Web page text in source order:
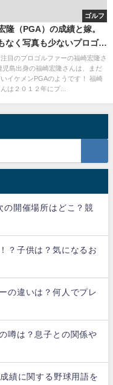
ゴルフ
隆（PGA）の成績と嫁。
なく写真も少ないプロゴル
！
目のプロゴルファーの福崎宏隆さ
児島出身の福崎宏隆さんは、まだ
いイケメンPGAのようです！ 福崎
は２０１２年にプ...
の開催場所はどこ？競
？子供は？気になるお
の違いは？何人でプレ
噂は？息子との関係や
績に関する野球用語を